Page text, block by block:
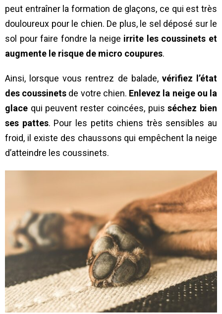
peut entraîner la formation de glaçons, ce qui est très
douloureux pour le chien. De plus, le sel déposé sur le
sol pour faire fondre la neige irrite les coussinets et
augmente le risque de micro coupures.
Ainsi, lorsque vous rentrez de balade, vérifiez l’état
des coussinets de votre chien. Enlevez la neige ou la
glace qui peuvent rester coincées, puisséchez bien
ses pattes. Pour les petits chiens très sensibles au
froid, il existe des chaussons qui empêchent la neige
d’atteindre les coussinets.